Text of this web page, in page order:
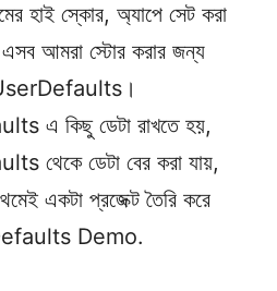
হাই স্কোর, অ্যাপে সেট করা
এসব আমরা স্টোর করার জন্য
এ কিছু ডেটা রাখতে হয়,
থেকে ডেটা বের করা যায়,
একটা প্রজেক্ট তৈরি করে
Demo.